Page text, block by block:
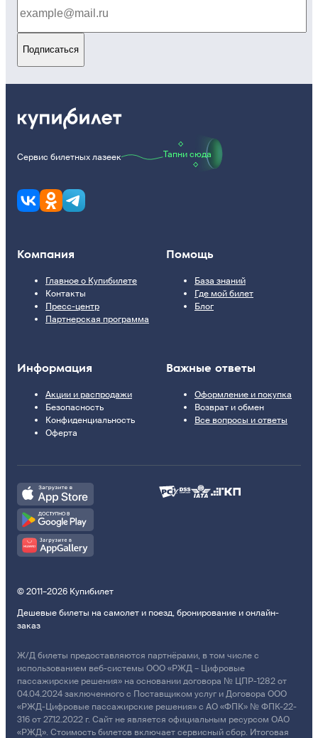
Подписаться
Сервис билетных лазеек Тапни сюда
Компания
Главное о Купибилете
Контакты
Пресс-центр
Партнерская программа
Помощь
База знаний
Где мой билет
Блог
Информация
Акции и распродажи
Безопасность
Конфиденциальность
Оферта
Важные ответы
Оформление и покупка
Возврат и обмен
Все вопросы и ответы
© 2011–2026 Купибилет
Дешевые билеты на самолет и поезд, бронирование и онлайн-
заказ
Ж/Д билеты предоставляются партнёрами, в том числе с
использованием веб-системы ООО «РЖД – Цифровые
пассажирские решения» на основании договора № ЦПР-1282 от
04.04.2024 заключенного с Поставщиком услуг и Договора ООО
«РЖД-Цифровые пассажирские решения» с АО «ФПК» № ФПК-22-
316 от 27.12.2022 г. Сайт не является официальным ресурсом ОАО
«РЖД». Стоимость билетов включает сервисный сбор. Итоговая